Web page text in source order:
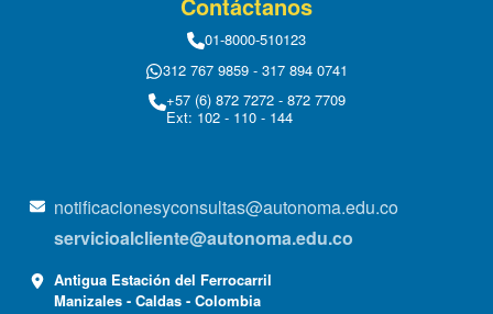
01-8000-510123
312 767 9859 - 317 894 0741
+57 (6) 872 7272 - 872 7709
Ext: 102 - 110 - 144
notificacionesyconsultas@autonoma.edu.co
servicioalcliente@autonoma.edu.co
Antigua Estación del Ferrocarril
Manizales - Caldas - Colombia